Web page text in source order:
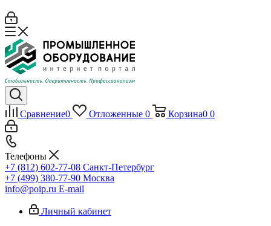
Сравнение0 Отложенные 0 Корзина0 0
Телефоны
+7 (812) 602-77-08 Санкт-Петербург
+7 (499) 380-77-90 Москва
info@poip.ru E-mail
Личный кабинет